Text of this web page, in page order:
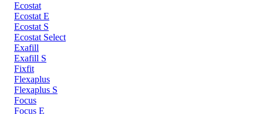
Ecostat
Ecostat E
Ecostat S
Ecostat Select
Exafill
Exafill S
Fixfit
Flexaplus
Flexaplus S
Focus
Focus E